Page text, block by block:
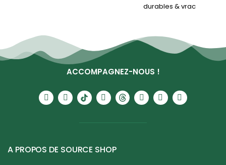
durables & vrac
ACCOMPAGNEZ-NOUS !
A PROPOS DE SOURCE SHOP